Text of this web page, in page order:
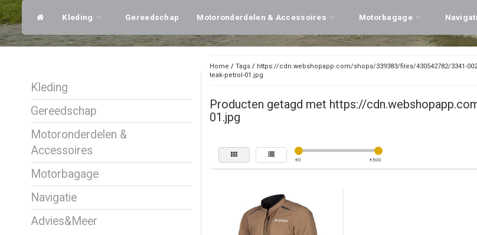
Kleding Gereedschap Motoronderdelen & Accessoires Motorbagage
Kleding
Gereedschap
Motoronderdelen &
Accessoires
Motorbagage
Navigatie
Advies&Meer
Home / Tags/ https://cdn.webshopapp.com/shops/339383/files/430542782/3341-
teak-petrol-01.jpg
Producten getagd met https://
01.jpg
€0 €500